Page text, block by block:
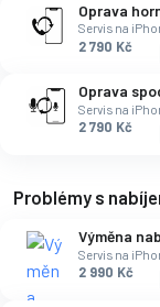
Oprava
Servis na
2 790 Kč
Oprava
Servis na
2 790 Kč
Problémy s
Výměna
Servis na
2 990 Kč